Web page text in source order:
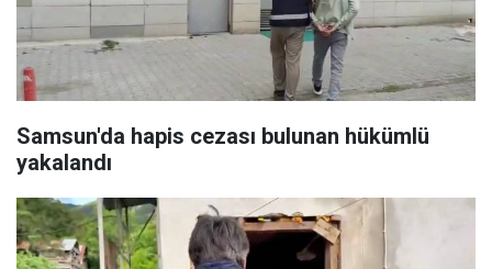
Samsun'da hapis cezası bulunan hükümlü
yakalandı